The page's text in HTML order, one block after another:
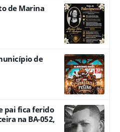
de Marina
de
pai fica ferido
na BA-052,